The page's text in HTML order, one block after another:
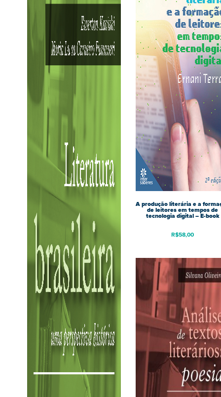
A produção literária e a
de leitores em tempos de
tecnologia digital – E-book
R$58,00